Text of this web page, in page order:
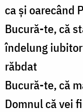
ca și oarecând
Bucură-te, că
îndelung
răbdat
Bucură-te, că
Domnul că vei